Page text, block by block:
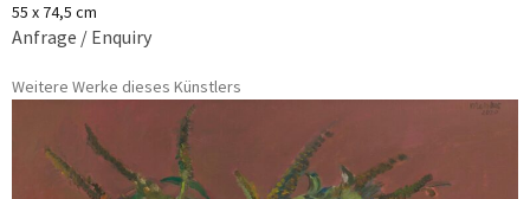
55 x 74,5 cm
Anfrage / Enquiry
Weitere Werke dieses Künstlers